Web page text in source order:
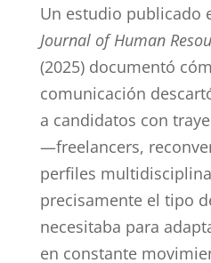
Un estudio publicado
Journal of Human
(2025) documentó
comunicación
a candidatos con
—freelancers,
perfiles
precisamente el tipo
necesitaba para
en constante